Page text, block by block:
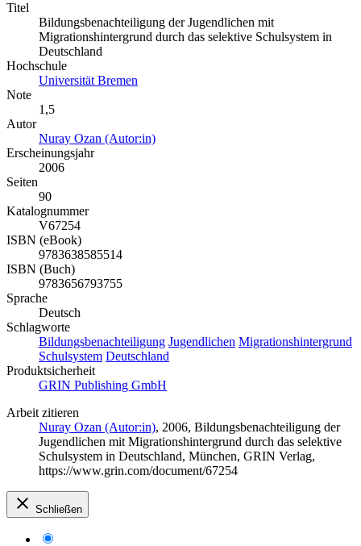
Titel
Bildungsbenachteiligung der Jugendlichen mit
Migrationshintergrund durch das selektive Schulsystem in
Deutschland
Hochschule
Universität Bremen
Note
1,5
Autor
Nuray Ozan (Autor:in)
Erscheinungsjahr
2006
Seiten
90
Katalognummer
V67254
ISBN (eBook)
9783638585514
ISBN (Buch)
9783656793755
Sprache
Deutsch
Schlagworte
Bildungsbenachteiligung Jugendlichen Migrationshintergrund
Schulsystem Deutschland
Produktsicherheit
GRIN Publishing GmbH
Arbeit zitieren
Nuray Ozan (Autor:in), 2006, Bildungsbenachteiligung der
Jugendlichen mit Migrationshintergrund durch das selektive
Schulsystem in Deutschland, München, GRIN Verlag,
https://www.grin.com/document/67254
Schließen